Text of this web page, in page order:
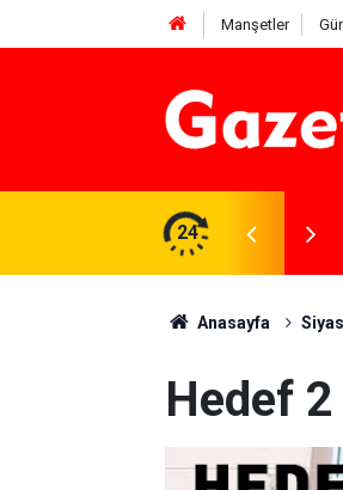
Manşetler
24
karşı denetimler artırıldı
Anasayfa
Hedef